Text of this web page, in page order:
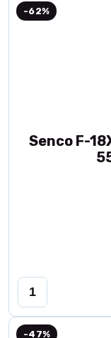
-62%
Senco F-
-47%